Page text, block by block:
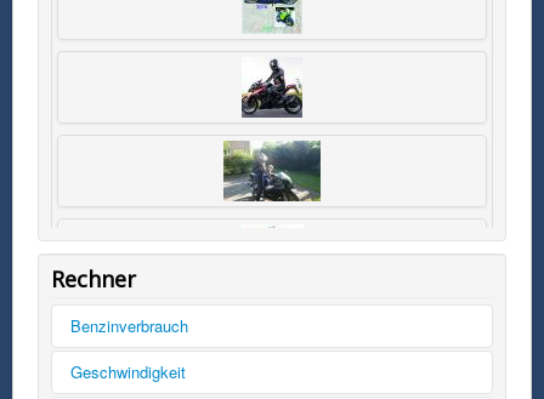
Rechner
Benzinverbrauch
Tankinhalt
Geschwindigkeit